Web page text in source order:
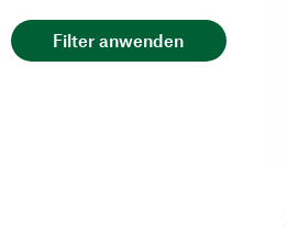
Filter anwenden